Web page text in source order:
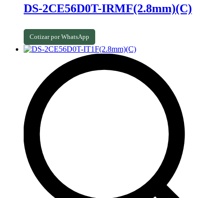
DS-2CE56D0T-IRMF(2.8mm)(C)
Cotizar por WhatsApp